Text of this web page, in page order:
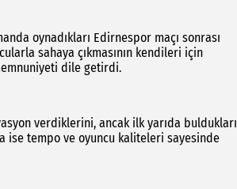
oynadıkları Edirnespor maçı sonrası
sahaya çıkmasının kendileri için
dile getirdi.
verdiklerini, ancak ilk yarıda buldukları
ise tempo ve oyuncu kaliteleri sayesinde